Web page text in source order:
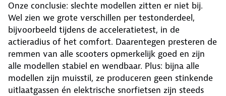
Onze conclusie: slechte modellen zitten er niet bij.
Wel zien we grote verschillen per testonderdeel,
bijvoorbeeld tijdens de acceleratietest, in de
actieradius of het comfort. Daarentegen presteren de
remmen van alle scooters opmerkelijk goed en zijn
alle modellen stabiel en wendbaar. Plus: bijna alle
modellen zijn muisstil, ze produceren geen stinkende
uitlaatgassen én elektrische snorfietsen zijn steeds